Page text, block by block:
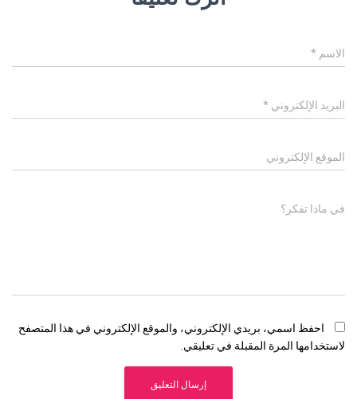
الاسم *
البريد الإلكتروني *
الموقع الإلكتروني
في ماذا تفكر؟
احفظ اسمي، بريدي الإلكتروني، والموقع الإلكتروني في هذا المتصفح
لاستخدامها المرة المقبلة في تعليقي.